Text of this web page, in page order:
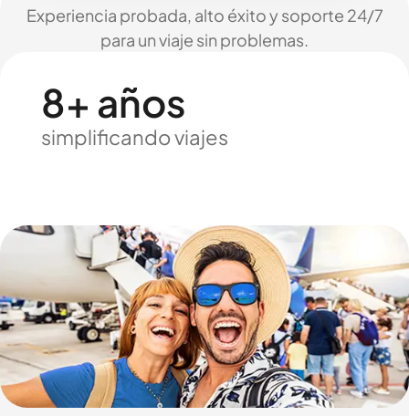
Experiencia probada, alto éxito y soporte 24/7
para un viaje sin problemas.
8+ años
simplificando viajes